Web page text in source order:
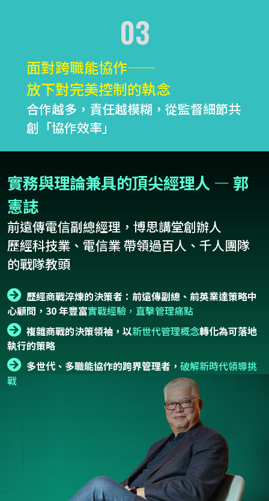
03
面對跨職能協作——
放下對完美控制的執念
合作越多，責任越模糊，從監督細節共
創「協作效率」
實務與理論兼具的頂尖經理人 — 郭
憲誌
前遠傳電信副總經理，博思講堂創辦人
歷經科技業、電信業 帶領過百人、千人團隊
的戰隊教頭
歷經商戰淬煉的決策者：前遠傳副總、前英業達策略中
心顧問，30 年豐富實戰經驗，直擊管理痛點
複雜商戰的決策領袖，以新世代管理概念轉化為可落地
執行的策略
多世代、多職能協作的跨界管理者， 破解新時代領導挑
戰